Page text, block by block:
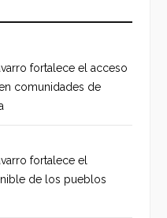
fortalece el acceso
comunidades de
fortalece el
de los pueblos